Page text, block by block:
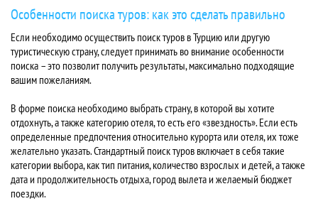
Особенности поиска туров: как это сделать правильно
Если необходимо осуществить поиск туров в Турцию или другую
туристическую страну, следует принимать во внимание особенности
поиска – это позволит получить результаты, максимально подходящие
вашим пожеланиям.
В форме поиска необходимо выбрать страну, в которой вы хотите
отдохнуть, а также категорию отеля, то есть его «звездность». Если есть
определенные предпочтения относительно курорта или отеля, их тоже
желательно указать. Стандартный поиск туров включает в себя такие
категории выбора, как тип питания, количество взрослых и детей, а также
дата и продолжительность отдыха, город вылета и желаемый бюджет
поездки.